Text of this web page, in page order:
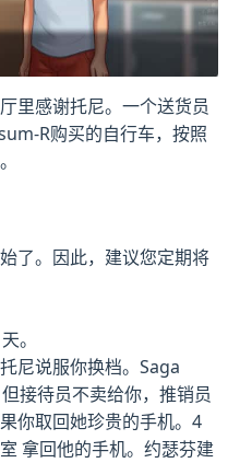
里感谢托尼。一个送货员
R购买的自行车，按照
了。因此，建议您定期将
。
尼说服你换档。Saga
接待员不卖给你，推销员
你取回她珍贵的手机。4
拿回他的手机。约瑟芬建